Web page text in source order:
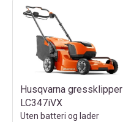
Husqvarna gressklipper
LC347iVX
Uten batteri og lader